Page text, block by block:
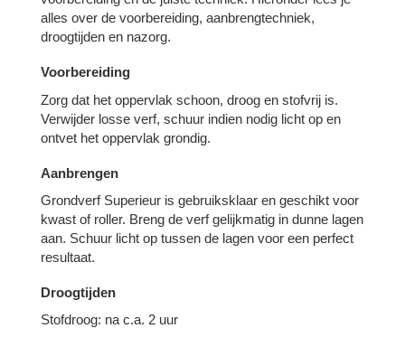
alles over de voorbereiding, aanbrengtechniek,
droogtijden en nazorg.
Voorbereiding
Zorg dat het oppervlak schoon, droog en stofvrij is.
Verwijder losse verf, schuur indien nodig licht op en
ontvet het oppervlak grondig.
Aanbrengen
Grondverf Superieur is gebruiksklaar en geschikt voor
kwast of roller. Breng de verf gelijkmatig in dunne lagen
aan. Schuur licht op tussen de lagen voor een perfect
resultaat.
Droogtijden
Stofdroog: na c.a. 2 uur